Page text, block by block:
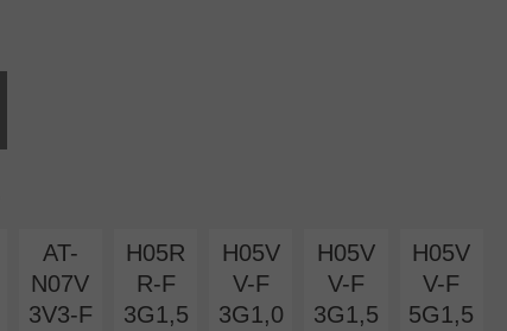
AT-
N07V
3V3-F
H05R
R-F
3G1,5
H05V
V-F
3G1,0
H05V
V-F
3G1,5
H05V
V-F
5G1,5